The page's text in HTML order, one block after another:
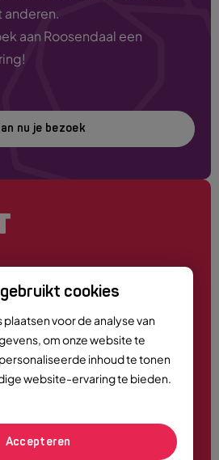
cookies
voor de analyse van
om onze website te
inhoud te tonen
website-ervaring te bieden.
Accepteren
anderen.
aan Roosendaal een
nu je bezoek